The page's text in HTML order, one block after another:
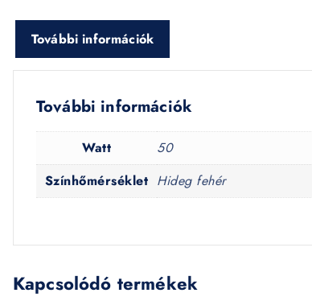
További információk
További információk
Watt
50
Színhőmérséklet Hideg fehér
Kapcsolódó termékek